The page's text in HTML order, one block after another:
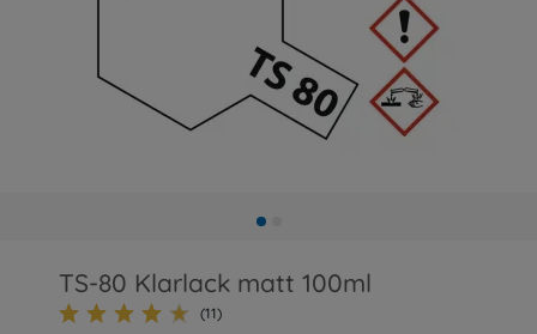
TS-80 Klarlack matt 100ml
(11)